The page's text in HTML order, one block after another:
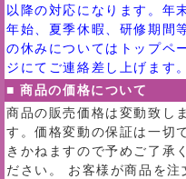
以降の対応になります。年
年始、夏季休暇、研修期間
の休みについてはトップペ
ジにてご連絡差し上げます。
■ 商品の価格について
商品の販売価格は変動致しま
す。価格変動の保証は一切
きかねますので予めご了承く
ださい。 お客様が商品を注